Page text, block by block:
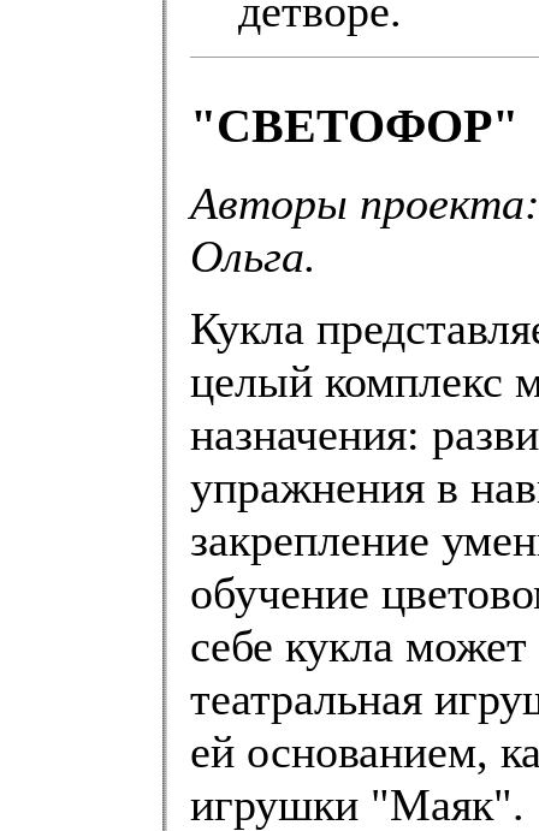
детворе.
"СВЕТОФОР"
Авторы
Ольга.
Кукла
целый комплекс
назначения:
упражнения в
закрепление
обучение
себе кукла
театральная
ей основанием,
игрушки "Маяк".